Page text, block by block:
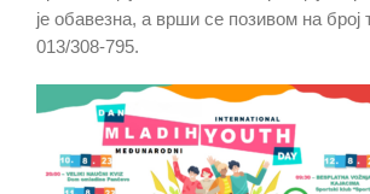
је обавезна, а врши се позивом на
013/308-795.